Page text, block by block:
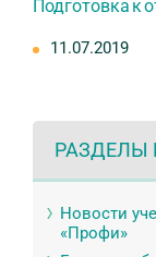
Подготовка к
11.07.2019
РАЗДЕЛЫ
Новости
«Профи»